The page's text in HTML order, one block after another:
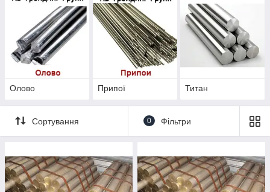
Олово Припої Титан
Сортування 0 Фільтри